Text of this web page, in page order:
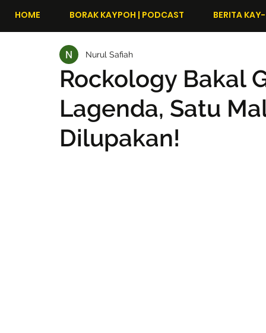
HOME BORAK KAYPOH | PODCAST BERITA
Rockology Bakal
Lagenda, Satu
Dilupakan!
Nurul Safiah